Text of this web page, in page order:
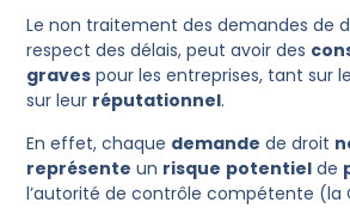
Le non traitement des demandes de
respect des délais, peut avoir des
graves pour les entreprises, tant sur
sur leur réputationnel.
En effet, chaque demande de droit
représente un risque potentiel de
l’autorité de contrôle compétente (la